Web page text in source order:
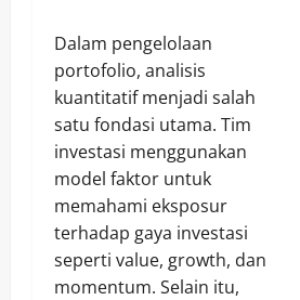
Dalam pengelolaan
portofolio, analisis
kuantitatif menjadi salah
satu fondasi utama. Tim
investasi menggunakan
model faktor untuk
memahami eksposur
terhadap gaya investasi
seperti value, growth, dan
momentum. Selain itu,